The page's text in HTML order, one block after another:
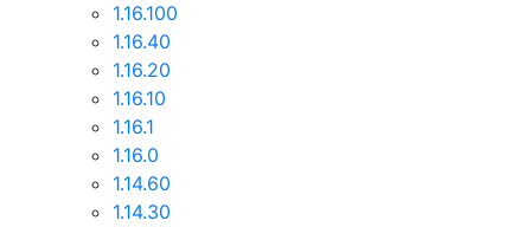
1.16.100
1.16.40
1.16.20
1.16.10
1.16.1
1.16.0
1.14.60
1.14.30